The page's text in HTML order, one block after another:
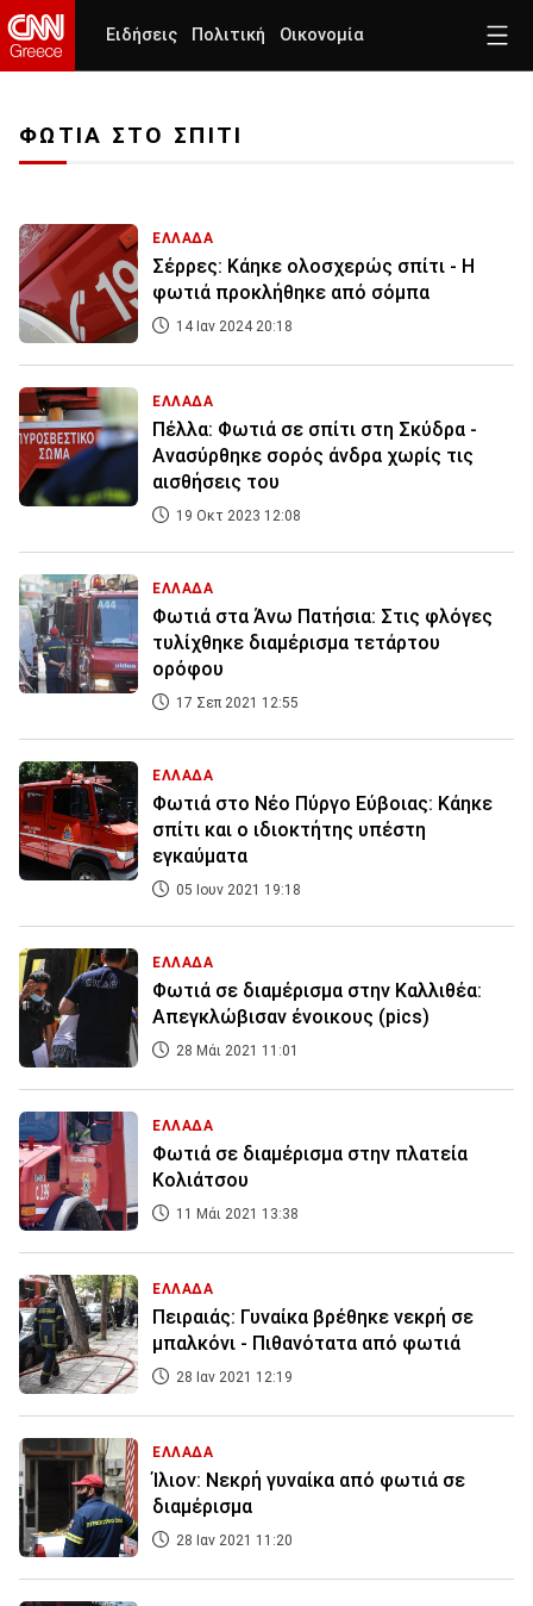
Ειδήσεις Πολιτική Οικονομία
ΦΩΤΙΑ ΣΤΟ ΣΠΙΤΙ
ΕΛΛΑΔΑ
Σέρρες: Κάηκε ολοσχερώς σπίτι - Η
φωτιά προκλήθηκε από σόμπα
14 Ιαν 2024 20:18
ΕΛΛΑΔΑ
Πέλλα: Φωτιά σε σπίτι στη Σκύδρα -
Ανασύρθηκε σορός άνδρα χωρίς τις
αισθήσεις του
19 Οκτ 2023 12:08
ΕΛΛΑΔΑ
Φωτιά στα Άνω Πατήσια: Στις φλόγες
τυλίχθηκε διαμέρισμα τετάρτου
ορόφου
17 Σεπ 2021 12:55
ΕΛΛΑΔΑ
Φωτιά στο Νέο Πύργο Εύβοιας: Κάηκε
σπίτι και ο ιδιοκτήτης υπέστη
εγκαύματα
05 Ιουν 2021 19:18
ΕΛΛΑΔΑ
Φωτιά σε διαμέρισμα στην Καλλιθέα:
Απεγκλώβισαν ένοικους (pics)
28 Μάι 2021 11:01
ΕΛΛΑΔΑ
Φωτιά σε διαμέρισμα στην πλατεία
Κολιάτσου
11 Μάι 2021 13:38
ΕΛΛΑΔΑ
Πειραιάς: Γυναίκα βρέθηκε νεκρή σε
μπαλκόνι - Πιθανότατα από φωτιά
28 Ιαν 2021 12:19
ΕΛΛΑΔΑ
Ίλιον: Νεκρή γυναίκα από φωτιά σε
διαμέρισμα
28 Ιαν 2021 11:20